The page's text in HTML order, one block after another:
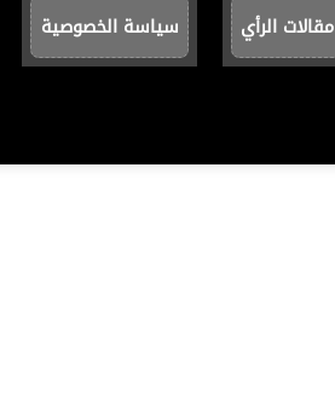
مقالات الرأي سياسة الخصوصية